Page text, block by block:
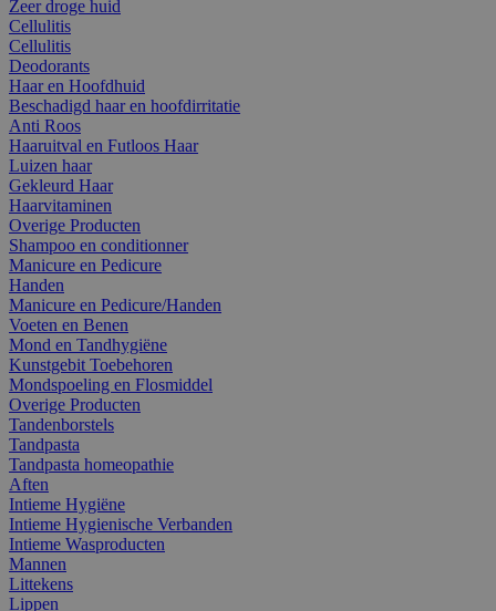
Zeer droge huid
Cellulitis
Cellulitis
Deodorants
Haar en Hoofdhuid
Beschadigd haar en hoofdirritatie
Anti Roos
Haaruitval en Futloos Haar
Luizen haar
Gekleurd Haar
Haarvitaminen
Overige Producten
Shampoo en conditionner
Manicure en Pedicure
Handen
Manicure en Pedicure/Handen
Voeten en Benen
Mond en Tandhygiëne
Kunstgebit Toebehoren
Mondspoeling en Flosmiddel
Overige Producten
Tandenborstels
Tandpasta
Tandpasta homeopathie
Aften
Intieme Hygiëne
Intieme Hygienische Verbanden
Intieme Wasproducten
Mannen
Littekens
Lippen